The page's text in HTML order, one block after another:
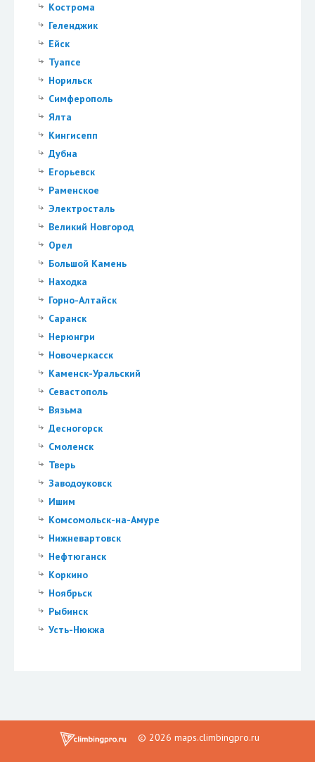
Кострома
Геленджик
Ейск
Туапсе
Норильск
Симферополь
Ялта
Кингисепп
Дубна
Егорьевск
Раменское
Электросталь
Великий Новгород
Орел
Большой Камень
Находка
Горно-Алтайск
Саранск
Нерюнгри
Новочеркасск
Каменск-Уральский
Севастополь
Вязьма
Десногорск
Смоленск
Тверь
Заводоуковск
Ишим
Комсомольск-на-Амуре
Нижневартовск
Нефтюганск
Коркино
Ноябрьск
Рыбинск
Усть-Нюкжа
© 2026 maps.climbingpro.ru